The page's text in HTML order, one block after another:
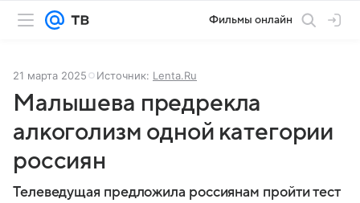
Фильмы онлайн
21 марта 2025 Источник: Lenta.Ru
Малышева предрекла
алкоголизм одной категории
россиян
Телеведущая предложила россиянам пройти тест